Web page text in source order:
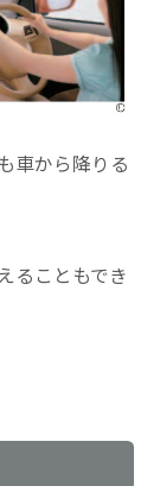
車から降りる
ることもでき